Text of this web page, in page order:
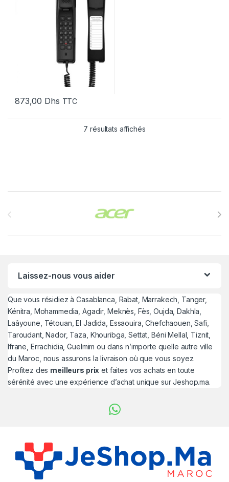
873,00 Dhs TTC
7 résultats affichés
Laissez-nous vous aider
Que vous résidiez à Casablanca, Rabat, Marrakech, Tanger,
Kénitra, Mohammedia, Agadir, Meknès, Fès, Oujda, Dakhla,
Laâyoune, Tétouan, El Jadida, Essaouira, Chefchaouen, Safi,
Taroudant, Nador, Taza, Khouribga, Settat, Béni Mellal, Tiznit,
Ifrane, Errachidia, Guelmim ou dans n’importe quelle autre ville
du Maroc, nous assurons la livraison où que vous soyez.
Profitez des meilleurs prix et faites vos achats en toute
sérénité avec une expérience d’achat unique sur Jeshop.ma.